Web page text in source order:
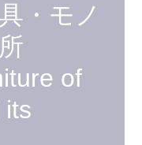
・モノ
of
its